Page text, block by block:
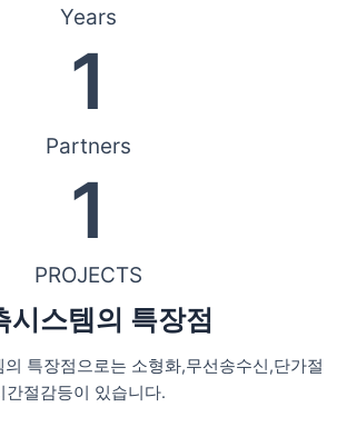
Years
Partners
1
PROJECTS
1
시스템의 특장점
특장점으로는 소형화,무선송수신,단가절
절감등이 있습니다.